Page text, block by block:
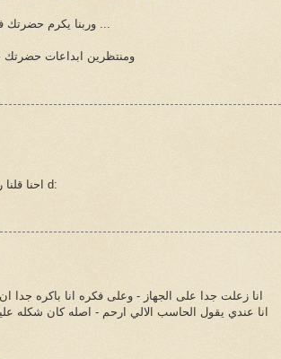
وربنا يكرم حضرتك في شغلك وحياتك ويعينك إن شا ءالله ...
ومنتظرين ابداعات
احنا قلنا رجعوا فى كلامهم واخدوك فى التجنيد d:
انا زعلت جدا على الجهاز - وعلى فكره انا باكره جدا
انا عندي يقول الحاسب الالي ارحم - اصله كان شكله